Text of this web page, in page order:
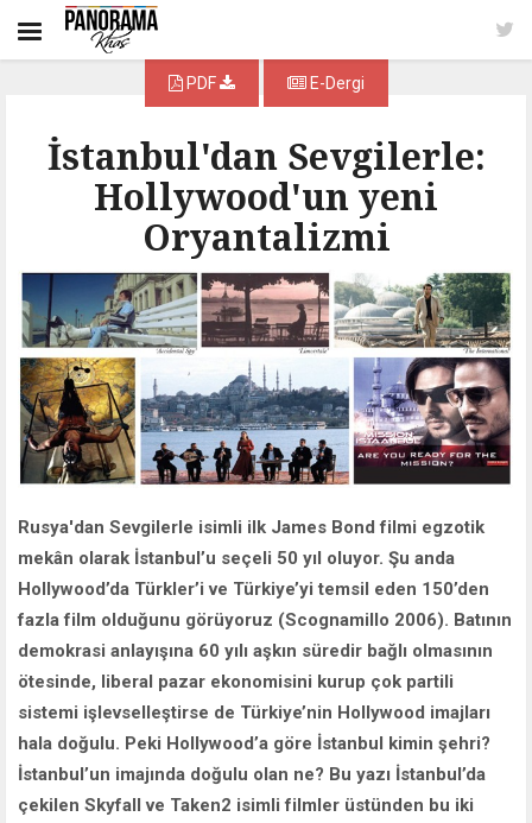
İstanbul'dan Sevgilerle:
Hollywood'un yeni
Oryantalizmi
PDF E-Dergi
Rusya'dan Sevgilerle isimli ilk James Bond filmi egzotik
mekân olarak İstanbul’u seçeli 50 yıl oluyor. Şu anda
Hollywood’da Türkler’i ve Türkiye’yi temsil eden 150’den
fazla film olduğunu görüyoruz (Scognamillo 2006). Batının
demokrasi anlayışına 60 yılı aşkın süredir bağlı olmasının
ötesinde, liberal pazar ekonomisini kurup çok partili
sistemi işlevselleştirse de Türkiye’nin Hollywood imajları
hala doğulu. Peki Hollywood’a göre İstanbul kimin şehri?
İstanbul’un imajında doğulu olan ne? Bu yazı İstanbul’da
çekilen Skyfall ve Taken2 isimli filmler üstünden bu iki